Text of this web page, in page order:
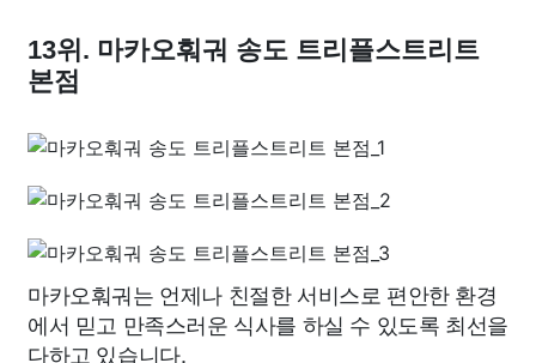
13위. 마카오훠궈 송도 트리플스트리트
본점
마카오훠궈는 언제나 친절한 서비스로 편안한 환경
에서 믿고 만족스러운 식사를 하실 수 있도록 최선을
다하고 있습니다.